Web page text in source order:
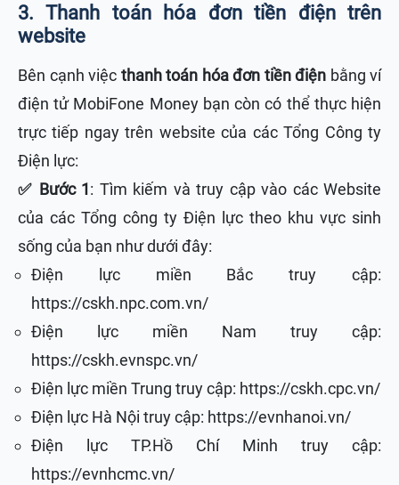
3. Thanh toán hóa đơn tiền điện trên
website
Bên cạnh việc thanh toán hóa đơn tiền điện bằng ví
điện tử MobiFone Money bạn còn có thể thực hiện
trực tiếp ngay trên website của các Tổng Công ty
Điện lực:
✅ Bước 1: Tìm kiếm và truy cập vào các Website
của các Tổng công ty Điện lực theo khu vực sinh
sống của bạn như dưới đây:
Điện lực miền Bắc truy cập:
https://cskh.npc.com.vn/
Điện lực miền Nam truy cập:
https://cskh.evnspc.vn/
Điện lực miền Trung truy cập: https://cskh.cpc.vn/
Điện lực Hà Nội truy cập: https://evnhanoi.vn/
Điện lực TP.Hồ Chí Minh truy cập:
https://evnhcmc.vn/